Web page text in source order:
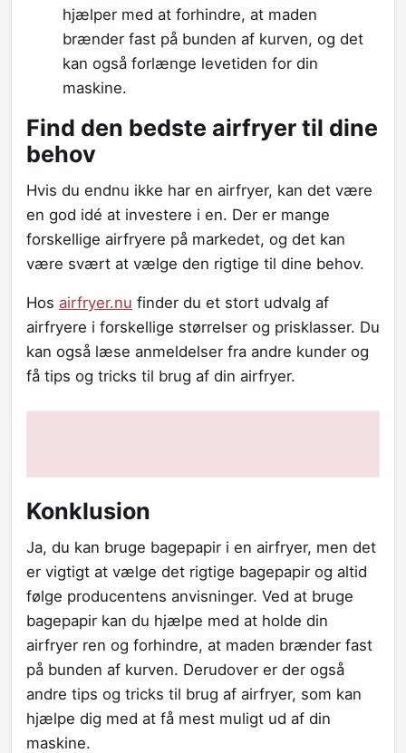
hjælper med at forhindre, at maden
brænder fast på bunden af kurven, og det
kan også forlænge levetiden for din
maskine.
Find den bedste airfryer til dine
behov
Hvis du endnu ikke har en airfryer, kan det være
en god idé at investere i en. Der er mange
forskellige airfryere på markedet, og det kan
være svært at vælge den rigtige til dine behov.
Hos airfryer.nu finder du et stort udvalg af
airfryere i forskellige størrelser og prisklasser. Du
kan også læse anmeldelser fra andre kunder og
få tips og tricks til brug af din airfryer.
Konklusion
Ja, du kan bruge bagepapir i en airfryer, men det
er vigtigt at vælge det rigtige bagepapir og altid
følge producentens anvisninger. Ved at bruge
bagepapir kan du hjælpe med at holde din
airfryer ren og forhindre, at maden brænder fast
på bunden af kurven. Derudover er der også
andre tips og tricks til brug af airfryer, som kan
hjælpe dig med at få mest muligt ud af din
maskine.